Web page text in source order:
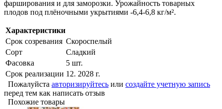
фарширования и для заморозки. Урожайность товарных
плодов под плёночными укрытиями -6,4-6,8 кг/м².
Характеристики
Срок созревания Скороспелый
Сорт
Сладкий
Фасовка
5 шт.
Срок реализации 12. 2028 г.
Пожалуйста авторизируйтесь или создайте учетную запись
перед тем как написать отзыв
Похожие товары